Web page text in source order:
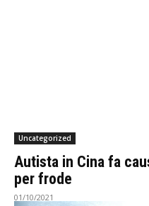
Uncategorized
Autista in Cina fa
per frode
01/10/2021